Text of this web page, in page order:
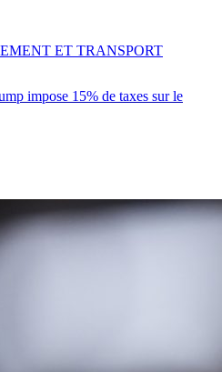
impose 15% de taxes sur le
ET TRANSPORT